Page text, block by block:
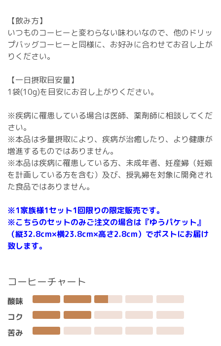
【飲み方】
いつものコーヒーと変わらない味わいなので、他のドリッ
プバッグコーヒーと同様に、お好みに合わせてお召し上が
りください。
【一日摂取目安量】
1袋(10g)を目安にお召し上がりください。
※疾病に罹患している場合は医師、薬剤師に相談してくだ
さい。
※本品は多量摂取により、疾病が治癒したり、より健康が
増進するものではありません。
※本品は疾病に罹患している方、未成年者、妊産婦（妊娠
を計画している方を含む）及び、授乳婦を対象に開発され
た食品ではありません。
※1家族様1セット1回限りの限定販売です。
※こちらのセットのみご注文の場合は『ゆうパケット』
（縦32.8cm×横23.8cm×高さ2.8cm）でポストにお届け
致します。
コーヒーチャート
酸味
コク
苦み